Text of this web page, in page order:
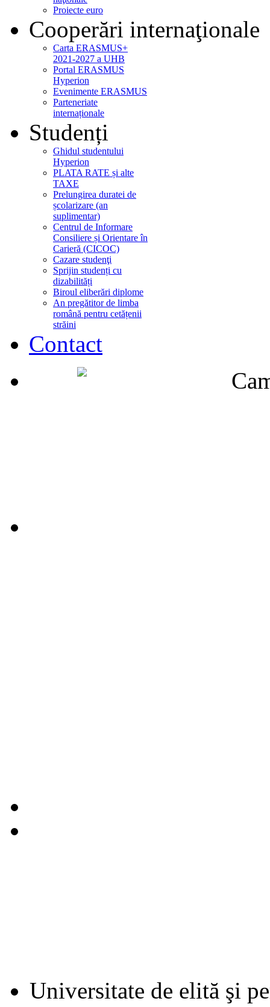
Proiecte euro
Cooperări internaţionale
Carta ERASMUS+
2021-2027 a UHB
Portal ERASMUS
Hyperion
Evenimente ERASMUS
Parteneriate
internaționale
Studenți
Ghidul studentului
Hyperion
PLATA RATE și alte
TAXE
Prelungirea duratei de
școlarizare (an
suplimentar)
Centrul de Informare
Consiliere și Orientare în
Carieră (CICOC)
Cazare studenţi
Sprijin studenți cu
dizabilități
Biroul eliberări diplome
An pregătitor de limba
română pentru cetățenii
străini
Contact
Universitate de elită şi